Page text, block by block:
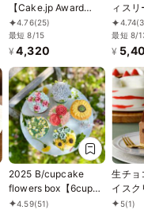
【Cake.jp Award
2026 ー誕生日ケーキ
部門ー】 【神戸洋藝
菓子ボックサン】ショ
コラ・フルール・レリ
ーフ 4号 誕生日
4.76(25)
最短 8/15
¥ 4,320
ィスリ
ーヴ】
ショー
4.74
最短 8/
¥
2025 B/cupcake
flowers box【6cup
set box】/カップケー
4.59(51)
生チョ
イスク
号5(1)